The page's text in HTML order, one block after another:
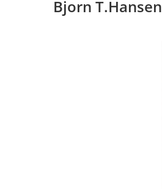
Bjorn T.Hansen